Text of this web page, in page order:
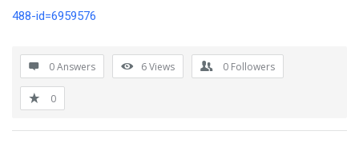
488-id=6959576
0 Answers 6Views 0 Followers
0